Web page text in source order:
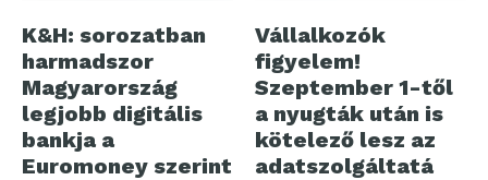
K&H: sorozatban
harmadszor
Magyarország
legjobb digitális
bankja a
Euromoney szerint
Vállalkozók
figyelem!
Szeptember 1-től
a nyugták után is
kötelező lesz az
adatszolgáltatá